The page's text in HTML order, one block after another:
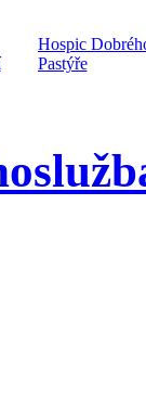
Hospic
Pastýře
Diakonické